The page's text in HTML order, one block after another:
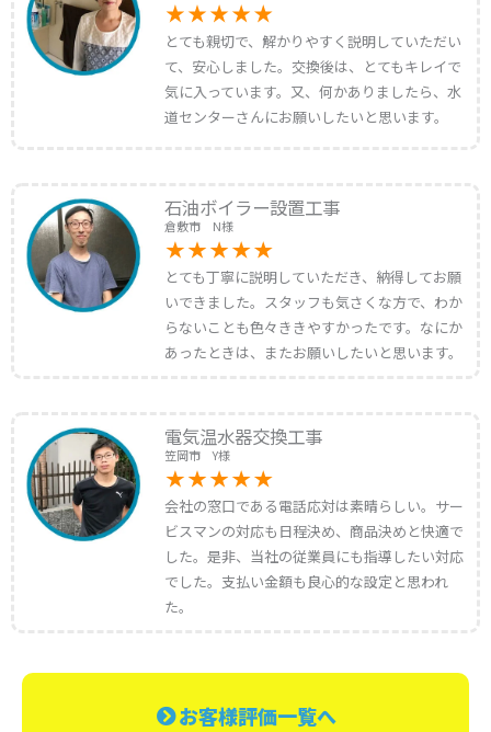
とても親切で、解かりやすく説明していただい
て、安心しました。交換後は、とてもキレイで
気に入っています。又、何かありましたら、水
道センターさんにお願いしたいと思います。
石油ボイラー設置工事
倉敷市 N様
とても丁寧に説明していただき、納得してお願
いできました。スタッフも気さくな方で、わか
らないことも色々ききやすかったです。なにか
あったときは、またお願いしたいと思います。
電気温水器交換工事
笠岡市 Y様
会社の窓口である電話応対は素晴らしい。サー
ビスマンの対応も日程決め、商品決めと快適で
した。是非、当社の従業員にも指導したい対応
でした。支払い金額も良心的な設定と思われ
た。
お客様評価一覧へ